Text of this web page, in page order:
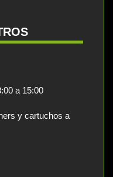
a 15:00
y cartuchos a